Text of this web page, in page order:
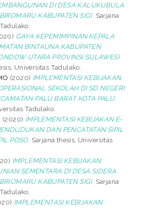
DI DESA KALUKUBULA
KABUPATEN SIGI. Sarjana
GAYA KEPEMIMPINAN KEPALA
BINTAUNA KABUPATEN
UTARA PROVINSI SULAWESI
Universitas Tadulako.
(2020) IMPLEMENTASI KEBIJAKAN
SEKOLAH DI SD NEGERI
PALU BARAT KOTA PALU.
Tadulako.
(2020) IMPLEMENTASI KEBIJAKAN E-
DAN PENCATATAN SIPIL
POSO. Sarjana thesis, Universitas
IMPLEMENTASI KEBIJAKAN
SEMENTARA DI DESA SIDERA
KABUPATEN SIGI. Sarjana
IMPLEMENTASI KEBIJAKAN